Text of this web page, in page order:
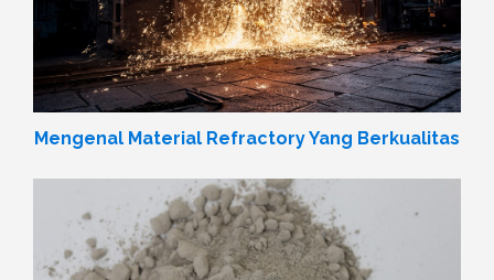
Mengenal Material Refractory Yang Berkualitas